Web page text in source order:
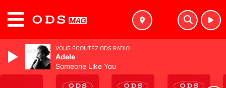
VOUS ÉCOUTEZ ODS RADIO
Adele
Someone Like You